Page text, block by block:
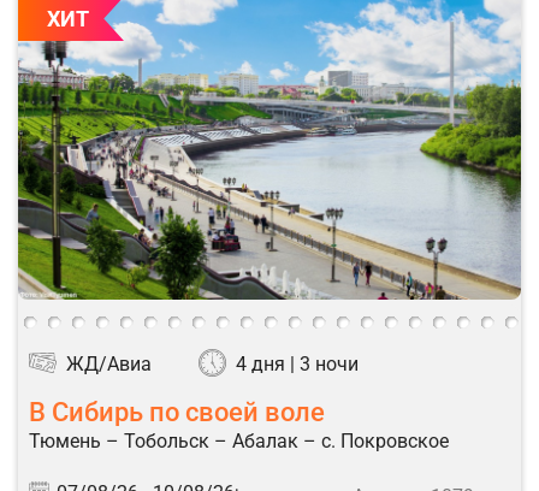
ХИТ
ЖД/Авиа 4 дня | 3 ночи
В Сибирь по своей воле
Тюмень – Тобольск – Абалак – с. Покровское